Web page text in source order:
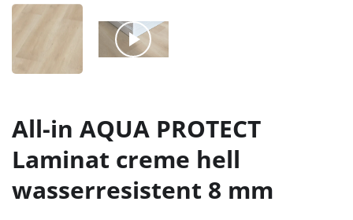
All-in AQUA PROTECT
Laminat creme hell
wasserresistent 8 mm